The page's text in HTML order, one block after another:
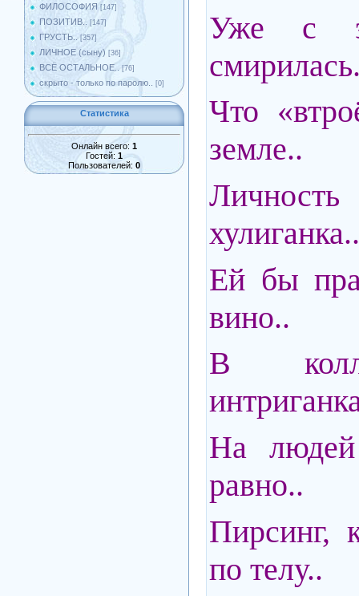
ФИЛОСОФИЯ [147]
ПОЗИТИВ.. [147]
ГРУСТЬ.. [357]
ЛИЧНОЕ (сыну) [36]
ВСЁ ОСТАЛЬНОЕ.. [76]
скрыто - только по паролю.. [0]
Статистика
Онлайн всего: 1
Гостей: 1
Пользователей: 0
Уже с
Что
земле..
хулиганка..
Ей бы
вино..
В
На
равно..
Пирсинг,
по телу..